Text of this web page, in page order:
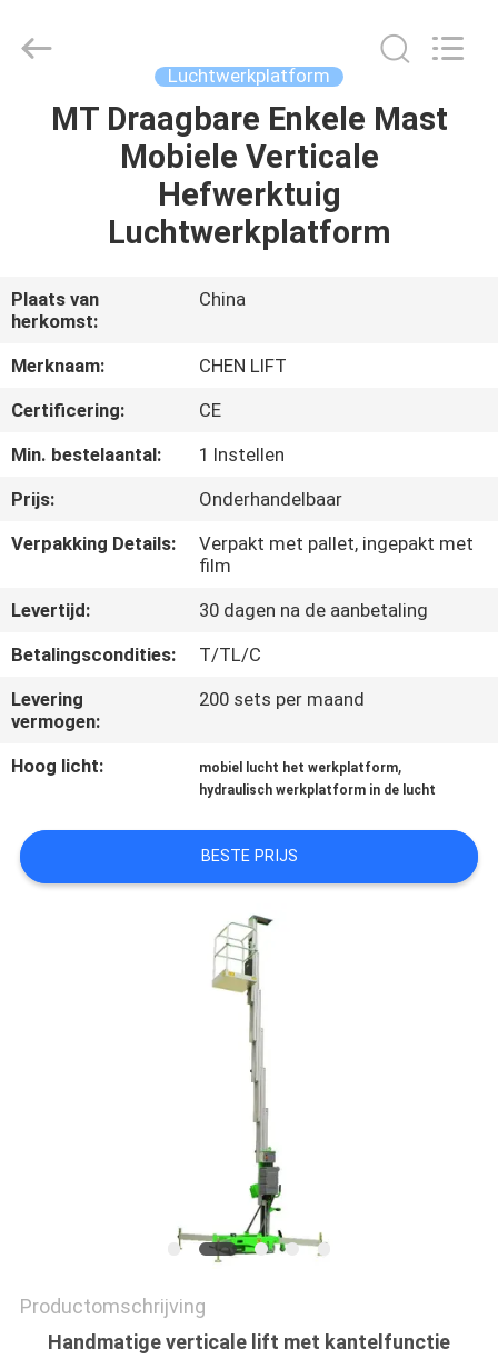
HUIS
PRODUCTEN
ONS
FABRIEKSTOCHT
KWALITEITSCONTROLE
NEEM
CONTACT
ONS
OP
NIEUWS
EEN
OFFERTE
LTD.
Luchtwerkplatform
MT Draagbare Enkele Mast
Mobiele Verticale
Hefwerktuig
Luchtwerkplatform
Plaats van
herkomst:
China
Merknaam:
CHEN LIFT
Certificering:
CE
Min. bestelaantal:
1 Instellen
Prijs:
Onderhandelbaar
Verpakking Details:
Verpakt met pallet, ingepakt met
film
Levertijd:
30 dagen na de aanbetaling
Betalingscondities:
T/TL/C
Levering
vermogen:
200 sets per maand
Hoog licht: mobiel lucht het werkplatform,
hydraulisch werkplatform in de lucht
BESTE PRIJS
Productomschrijving
Handmatige verticale lift met kantelfunctie